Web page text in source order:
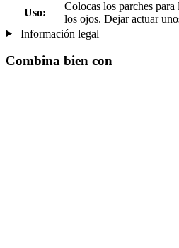
Uso:
Colocas los parches
los ojos. Dejar actuar
Información legal
Combina bien con